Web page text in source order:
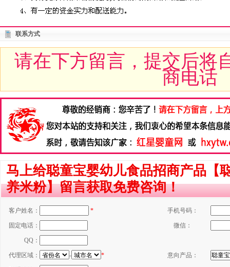
联系方式
请在下方留言，提交后将
商电话
马上给聪童宝婴幼儿食品招商产品【
养米粉】留言获取免费咨询！
客户姓名： * 手机号码：
固定电话： 微信：
QQ：
代理区域： - * 意向产品：